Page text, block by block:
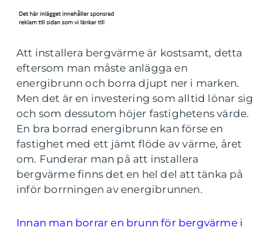
Att installera bergvärme är kostsamt, detta
eftersom man måste anlägga en
energibrunn och borra djupt ner i marken.
Men det är en investering som alltid lönar sig
och som dessutom höjer fastighetens värde.
En bra borrad energibrunn kan förse en
fastighet med ett jämt flöde av värme, året
om. Funderar man på att installera
bergvärme finns det en hel del att tänka på
inför borrningen av energibrunnen.
Innan man borrar en brunn för bergvärme i